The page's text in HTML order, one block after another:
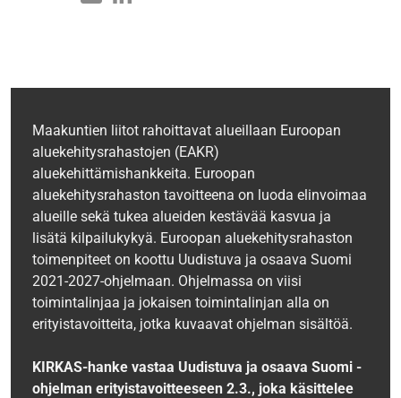
Maakuntien liitot rahoittavat alueillaan Euroopan
aluekehitysrahastojen (EAKR)
aluekehittämishankkeita. Euroopan
aluekehitysrahaston tavoitteena on luoda elinvoimaa
alueille sekä tukea alueiden kestävää kasvua ja
lisätä kilpailukykyä. Euroopan aluekehitysrahaston
toimenpiteet on koottu Uudistuva ja osaava Suomi
2021-2027-ohjelmaan. Ohjelmassa on viisi
toimintalinjaa ja jokaisen toimintalinjan alla on
erityistavoitteita, jotka kuvaavat ohjelman sisältöä.
KIRKAS-hanke vastaa Uudistuva ja osaava Suomi -
ohjelman erityistavoitteeseen 2.3., joka käsittelee